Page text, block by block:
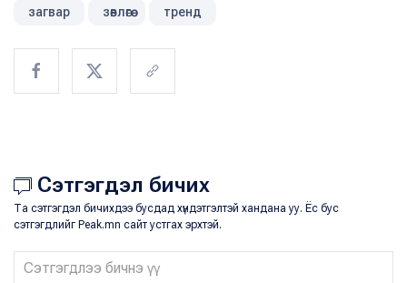
загвар зөвлөгөө тренд
Сэтгэгдэл бичих
Та сэтгэгдэл бичихдээ бусдад хүндэтгэлтэй хандана уу. Ёс бус
сэтгэгдлийг Peak.mn сайт устгах эрхтэй.